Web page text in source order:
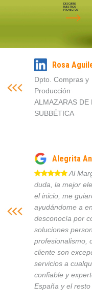
DESCUBRE
NUESTROS
PROYECTOS
Rosa
Dpto. Compras y
Producción
ALMAZARAS DE
SUBBÉTICA
Alegrita
Al
duda, la mejor
el inicio, me
ayudándome a
desconocía por
soluciones
profesionalismo,
cliente son
servicios a
confiable y
España y el resto